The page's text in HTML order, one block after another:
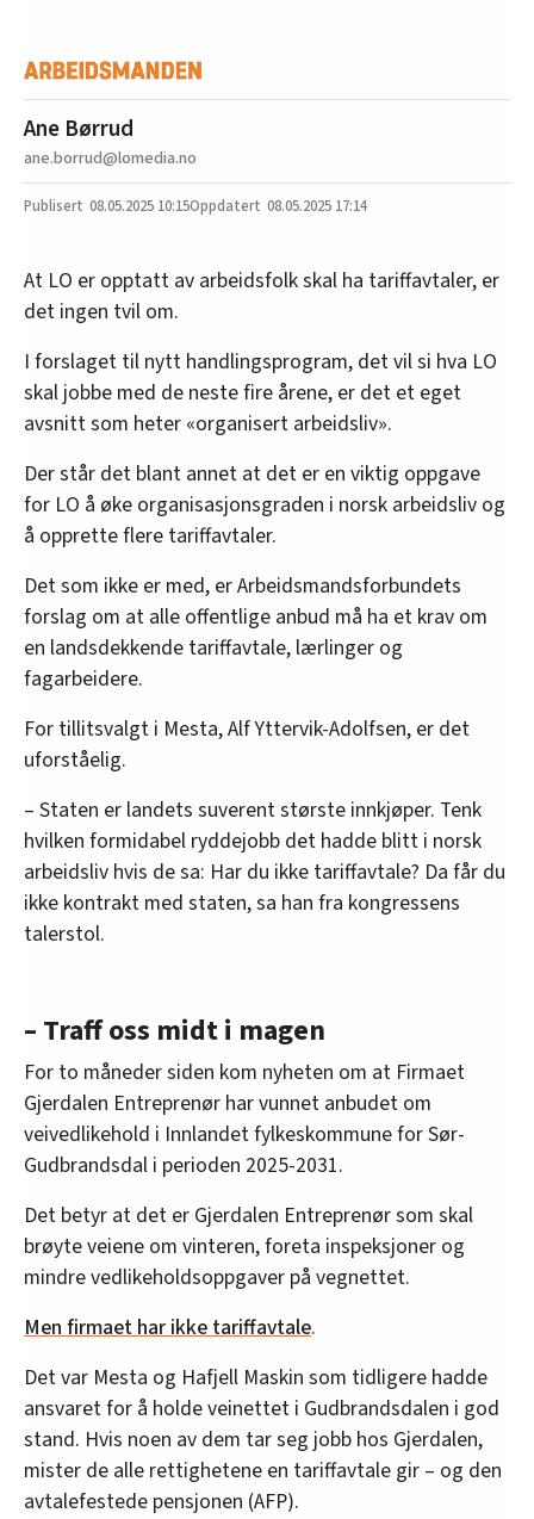
Ane Børrud
ane.borrud@lomedia.no
08.05.2025 10:15 08.05.2025 17:14
At LO er opptatt av arbeidsfolk skal ha tariffavtaler, er
det ingen tvil om.
I forslaget til nytt handlingsprogram, det vil si hva LO
skal jobbe med de neste fire årene, er det et eget
avsnitt som heter «organisert arbeidsliv».
Der står det blant annet at det er en viktig oppgave
for LO å øke organisasjonsgraden i norsk arbeidsliv og
å opprette flere tariffavtaler.
Det som ikke er med, er Arbeidsmandsforbundets
forslag om at alle offentlige anbud må ha et krav om
en landsdekkende tariffavtale, lærlinger og
fagarbeidere.
For tillitsvalgt i Mesta, Alf Yttervik-Adolfsen, er det
uforståelig.
– Staten er landets suverent største innkjøper. Tenk
hvilken formidabel ryddejobb det hadde blitt i norsk
arbeidsliv hvis de sa: Har du ikke tariffavtale? Da får du
ikke kontrakt med staten, sa han fra kongressens
talerstol.
– Traff oss midt i magen
For to måneder siden kom nyheten om at Firmaet
Gjerdalen Entreprenør har vunnet anbudet om
veivedlikehold i Innlandet fylkeskommune for Sør-
Gudbrandsdal i perioden 2025-2031.
Det betyr at det er Gjerdalen Entreprenør som skal
brøyte veiene om vinteren, foreta inspeksjoner og
mindre vedlikeholdsoppgaver på vegnettet.
Men firmaet har ikke tariffavtale.
Det var Mesta og Hafjell Maskin som tidligere hadde
ansvaret for å holde veinettet i Gudbrandsdalen i god
stand. Hvis noen av dem tar seg jobb hos Gjerdalen,
mister de alle rettighetene en tariffavtale gir – og den
avtalefestede pensjonen (AFP).